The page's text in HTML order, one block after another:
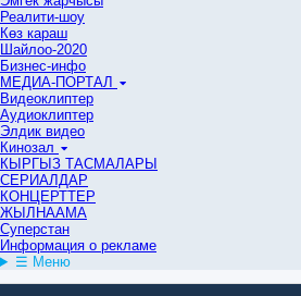
Реалити-шоу
Көз караш
Шайлоо-2020
Бизнес-инфо
МЕДИА-ПОРТАЛ
Видеоклиптер
Аудиоклиптер
Элдик видео
Кинозал
КЫРГЫЗ ТАСМАЛАРЫ
СЕРИАЛДАР
КОНЦЕРТТЕР
ЖЫЛНААМА
Суперстан
Информация о рекламе
☰ Меню